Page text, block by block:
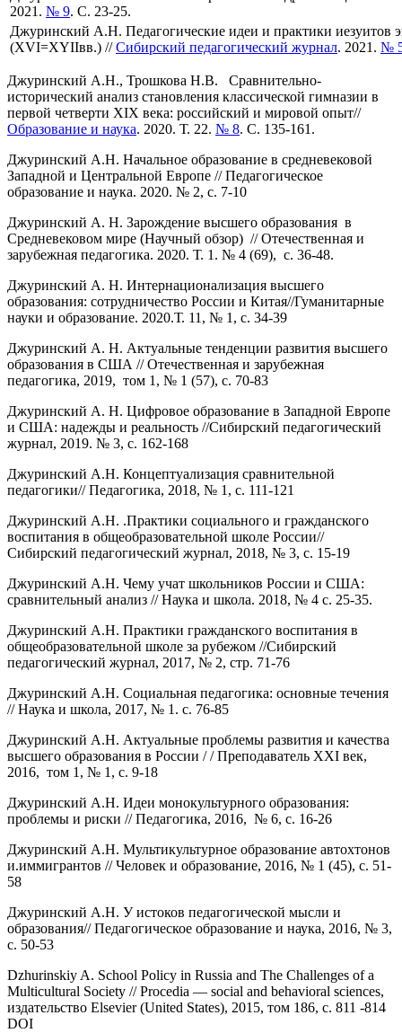
2021. № 9. С. 23-25.
Джуринский А.Н. Педагогические идеи и практики иезуитов
(XVI=XYIIвв.) //Сибирский педагогический журнал. 2021. №
Джуринский А.Н., Трошкова Н.В. Сравнительно-
исторический анализ становления классической гимназии в
первой четверти XIX века: российский и мировой опыт//
Образование и наука. 2020. Т. 22. № 8. С. 135-161.
Джуринский А.Н. Начальное образование в средневековой
Западной и Центральной Европе // Педагогическое
образование и наука. 2020. № 2, с. 7-10
Джуринский А. Н. Зарождение высшего образования в
Средневековом мире (Научный обзор) // Отечественная и
зарубежная педагогика. 2020. Т. 1. № 4 (69), с. 36-48.
Джуринский А. Н. Интернационализация высшего
образования: сотрудничество России и Китая//Гуманитарные
науки и образование. 2020.Т. 11, № 1, с. 34-39
Джуринский А. Н. Актуальные тенденции развития высшего
образования в США // Отечественная и зарубежная
педагогика, 2019, том 1, № 1 (57), с. 70-83
Джуринский А. Н. Цифровое образование в Западной Европе
и США: надежды и реальность //Сибирский педагогический
журнал, 2019. № 3, с. 162-168
Джуринский А.Н. Концептуализация сравнительной
педагогики// Педагогика, 2018, № 1, с. 111-121
Джуринский А.Н. .Практики социального и гражданского
воспитания в общеобразовательной школе России//
Сибирский педагогический журнал, 2018, № 3, с. 15-19
Джуринский А.Н. Чему учат школьников России и США:
сравнительный анализ // Наука и школа. 2018, № 4 с. 25-35.
Джуринский А.Н. Практики гражданского воспитания в
общеобразовательной школе за рубежом //Сибирский
педагогический журнал, 2017, № 2, стр. 71-76
Джуринский А.Н. Социальная педагогика: основные течения
// Наука и школа, 2017, № 1. с. 76-85
Джуринский А.Н. Актуальные проблемы развития и качества
высшего образования в России / / Преподаватель XXI век,
2016, том 1, № 1, с. 9-18
Джуринский А.Н. Идеи монокультурного образования:
проблемы и риски // Педагогика, 2016, № 6, с. 16-26
Джуринский А.Н. Мультикультурное образование автохтонов
и.иммигрантов // Человек и образование, 2016, № 1 (45), с. 51-
58
Джуринский А.Н. У истоков педагогической мысли и
образования// Педагогическое образование и наука, 2016, № 3,
с. 50-53
Dzhurinskiy A. School Policy in Russia and The Challenges of a
Multicultural Society // Procedia — social and behavioral sciences,
издательство Elsevier (United States), 2015, том 186, с. 811 -814
DOI